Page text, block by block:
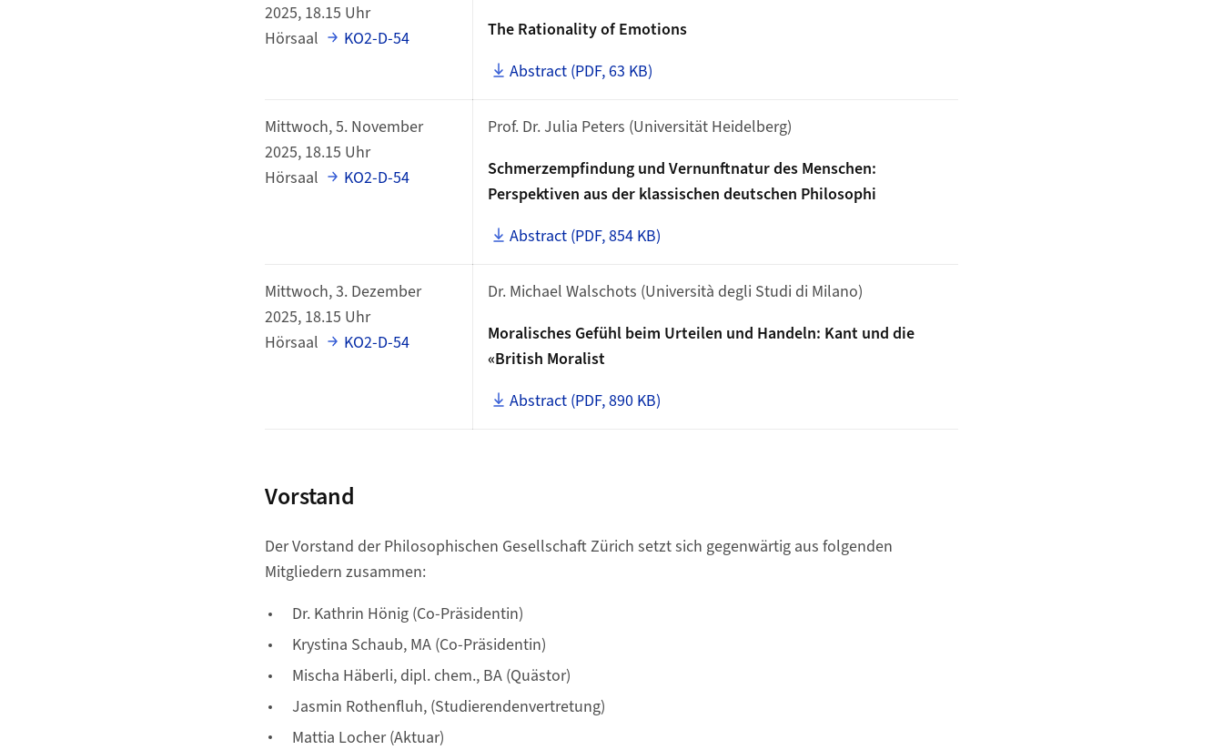
2025, 18.15 Uhr
Hörsaal
KO2-D-54
The Rationality of Emotions
Abstract (PDF, 63 KB)
Mittwoch, 5. November
2025, 18.15 Uhr
Hörsaal
KO2-D-54
Prof. Dr. Julia Peters (Universität Heidelberg)
Schmerzempfindung und Vernunftnatur des Menschen:
Perspektiven aus der klassischen deutschen Philosophi
Abstract (PDF, 854 KB)
Mittwoch, 3. Dezember
2025, 18.15 Uhr
Hörsaal
KO2-D-54
Dr. Michael Walschots (Università degli Studi di Milano)
Moralisches Gefühl beim Urteilen und Handeln: Kant und die
«British Moralist
Abstract (PDF, 890 KB)
Vorstand
Der Vorstand der Philosophischen Gesellschaft Zürich setzt sich gegenwärtig aus folgenden
Mitgliedern zusammen:
Dr. Kathrin Hönig (Co-Präsidentin)
Krystina Schaub, MA (Co-Präsidentin)
Mischa Häberli, dipl. chem., BA (Quästor)
Jasmin Rothenfluh, (Studierendenvertretung)
Mattia Locher (Aktuar)